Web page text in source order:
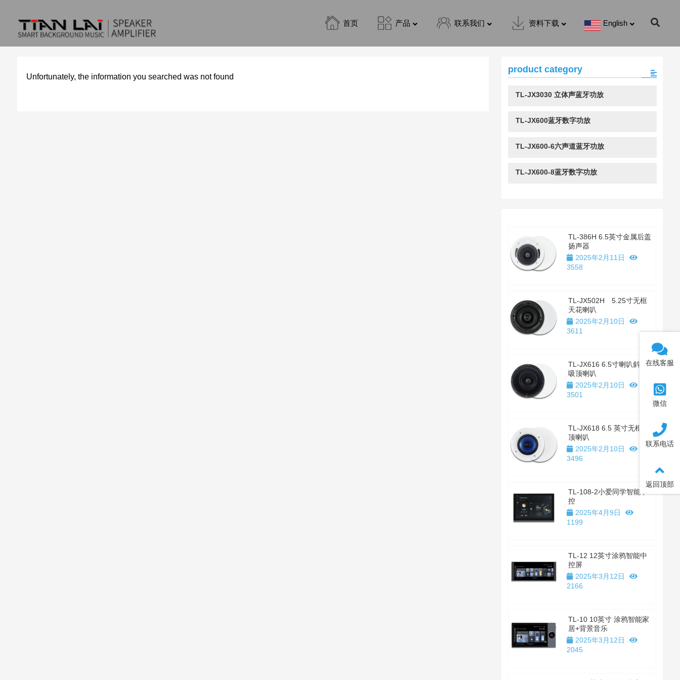
首页 产品 联系我们 资料下载 English
Unfortunately, the information you searched was not found
product category
TL-JX3030 立体声蓝牙功放
TL-JX600蓝牙数字功放
TL-JX600-6六声道蓝牙功放
TL-JX600-8蓝牙数字功放
TL-386H 6.5英寸金属后盖
扬声器
2025年2月11日
3558
TL-JX502H 5.25寸无框
天花喇叭
2025年2月10日
3611
TL-JX616 6.5寸喇叭斜置
吸顶喇叭
2025年2月10日
3501
TL-JX618 6.5 英寸无框吸
顶喇叭
2025年2月10日
3496
TL-108-2小爱同学智能中
控
2025年4月9日
1199
TL-12 12英寸涂鸦智能中
控屏
2025年3月12日
2166
TL-10 10英寸 涂鸦智能家
居+背景音乐
2025年3月12日
2045
在线客服
微信
联系电话
返回顶部